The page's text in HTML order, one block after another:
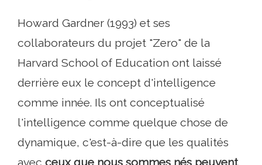
Howard Gardner (1993) et ses
collaborateurs du projet "Zero" de la
Harvard School of Education ont laissé
derrière eux le concept d'intelligence
comme innée. Ils ont conceptualisé
l'intelligence comme quelque chose de
dynamique, c'est-à-dire que les qualités
avec ceux que nous sommes nés peuvent